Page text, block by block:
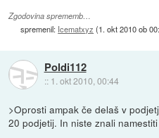
Zgodovina sprememb…
spremenil: Icematxyz (1. okt 2010 ob
Poldi112
:: 1. okt 2010, 00:44
>Oprosti ampak če delaš v
20 podjetij. In niste znali